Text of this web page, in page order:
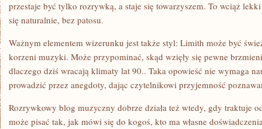
przestaje być tylko rozrywką, a staje się towarzyszem. To wciąż
się naturalnie, bez patosu.
Ważnym elementem wizerunku jest także styl: Limith może być
korzeni muzyki. Może przypominać, skąd wzięły się pewne
dlaczego dziś wracają klimaty lat 90.. Taka opowieść nie wymaga
prowadzić przez anegdoty, dając czytelnikowi przyjemność
Rozrywkowy blog muzyczny dobrze działa też wtedy, gdy traktuje
może pisać tak, jak mówi się do kogoś, kto ma własne